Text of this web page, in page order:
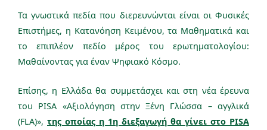
Τα γνωστικά πεδία που διερευνώνται είναι οι Φυσικές
Επιστήμες, η Κατανόηση Κειμένου, τα Μαθηματικά και
το επιπλέον πεδίο μέρος του ερωτηματολογίου:
Μαθαίνοντας για έναν Ψηφιακό Κόσμο.
Επίσης, η Ελλάδα θα συμμετάσχει και στη νέα έρευνα
του PISA «Αξιολόγηση στην Ξένη Γλώσσα – αγγλικά
(FLA)», της οποίας η 1η διεξαγωγή θα γίνει στο PISA